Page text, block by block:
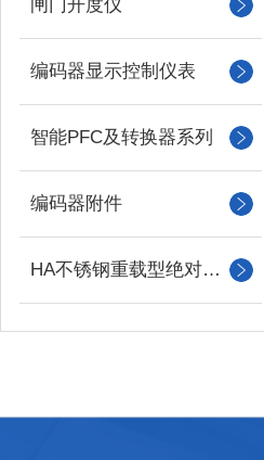
闸门开度仪
编码器显示控制仪表
智能PFC及转换器系列
编码器附件
HA不锈钢重载型绝对值编码器